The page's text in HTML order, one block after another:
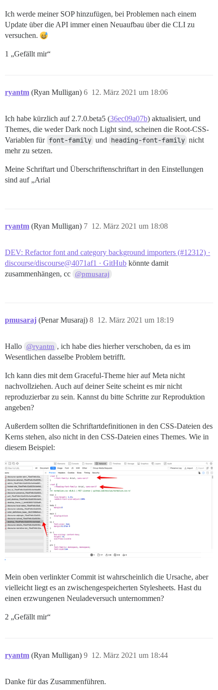
Ich werde meiner SOP hinzufügen, bei Problemen nach einem
Update über die API immer einen Neuaufbau über die CLI zu
versuchen.
1 „Gefällt mir“
ryantm (Ryan Mulligan) 12. März 2021 um 18:06
6
Ich habe kürzlich auf 2.7.0.beta5 (36ec09a07b) aktualisiert, und
Themes, die weder Dark noch Light sind, scheinen die Root-CSS-
Variablen für font-family und heading-font-family nicht
mehr zu setzen.
Meine Schriftart und Überschriftenschriftart in den Einstellungen
sind auf „Arial
ryantm (Ryan Mulligan) 12. März 2021 um 18:08
7
DEV: Refactor font and category background importers (#12312) ·
discourse/discourse@4071af1 · GitHub könnte damit
zusammenhängen, cc @pmusaraj
pmusaraj (Penar Musaraj) 12. März 2021 um 18:19
8
Hallo @ryantm , ich habe dies hierher verschoben, da es im
Wesentlichen dasselbe Problem betrifft.
Ich kann dies mit dem Graceful-Theme hier auf Meta nicht
nachvollziehen. Auch auf deiner Seite scheint es mir nicht
reproduzierbar zu sein. Kannst du bitte Schritte zur Reproduktion
angeben?
Außerdem sollten die Schriftartdefinitionen in den CSS-Dateien des
Kerns stehen, also nicht in den CSS-Dateien eines Themes. Wie in
diesem Beispiel:
Mein oben verlinkter Commit ist wahrscheinlich die Ursache, aber
vielleicht liegt es an zwischengespeicherten Stylesheets. Hast du
einen erzwungenen Neuladeversuch unternommen?
2 „Gefällt mir“
ryantm (Ryan Mulligan) 12. März 2021 um 18:44
9
Danke für das Zusammenführen.